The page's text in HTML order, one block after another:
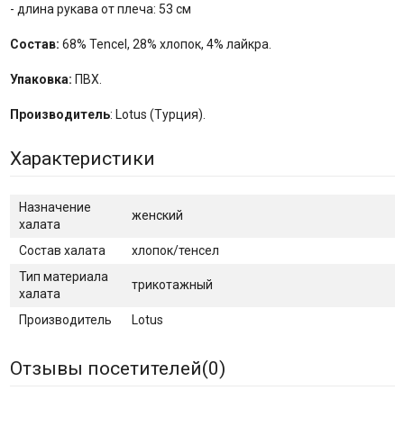
- длина рукава от плеча: 53 см
Состав: 68% Tencel, 28% хлопок, 4% лайкра.
Упаковка: ПВХ.
Производитель: Lotus (Турция).
Характеристики
Назначение
халата
женский
Состав халата
хлопок/тенсел
Тип материала
халата
трикотажный
Производитель Lotus
Отзывы посетителей(0)